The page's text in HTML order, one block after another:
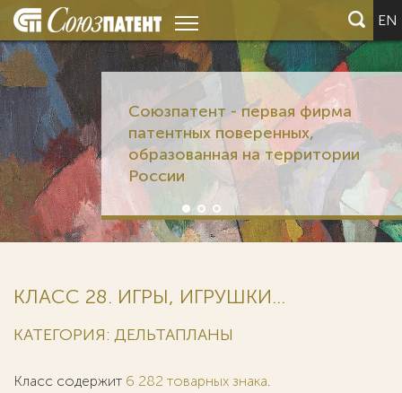
EN
КЛАСС 28. ИГРЫ, ИГРУШКИ...
КАТЕГОРИЯ: ДЕЛЬТАПЛАНЫ
Класс содержит 6 282 товарных знака.